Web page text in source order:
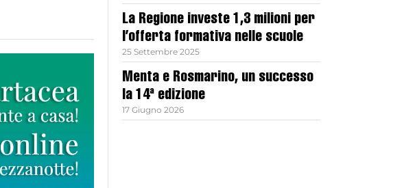
La Regione investe 1,3 milioni per
l’offerta formativa nelle scuole
25 Settembre 2025
Menta e Rosmarino, un successo
la 14ª edizione
17 Giugno 2026